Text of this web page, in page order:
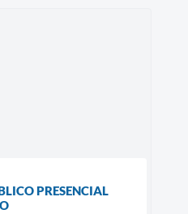
PRESENCIAL